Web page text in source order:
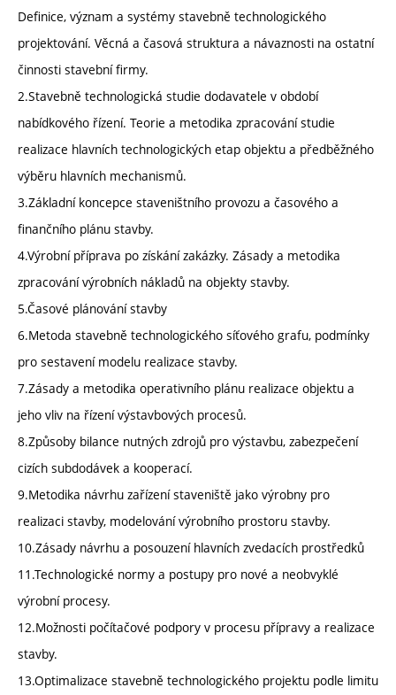
Definice, význam a systémy stavebně technologického
projektování. Věcná a časová struktura a návaznosti na ostatní
činnosti stavební firmy.
2.Stavebně technologická studie dodavatele v období
nabídkového řízení. Teorie a metodika zpracování studie
realizace hlavních technologických etap objektu a předběžného
výběru hlavních mechanismů.
3.Základní koncepce staveništního provozu a časového a
finančního plánu stavby.
4.Výrobní příprava po získání zakázky. Zásady a metodika
zpracování výrobních nákladů na objekty stavby.
5.Časové plánování stavby
6.Metoda stavebně technologického síťového grafu, podmínky
pro sestavení modelu realizace stavby.
7.Zásady a metodika operativního plánu realizace objektu a
jeho vliv na řízení výstavbových procesů.
8.Způsoby bilance nutných zdrojů pro výstavbu, zabezpečení
cizích subdodávek a kooperací.
9.Metodika návrhu zařízení staveniště jako výrobny pro
realizaci stavby, modelování výrobního prostoru stavby.
10.Zásady návrhu a posouzení hlavních zvedacích prostředků
11.Technologické normy a postupy pro nové a neobvyklé
výrobní procesy.
12.Možnosti počítačové podpory v procesu přípravy a realizace
stavby.
13.Optimalizace stavebně technologického projektu podle limitu